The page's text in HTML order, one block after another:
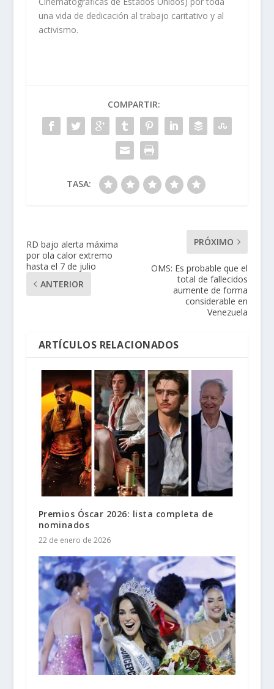
una vida de dedicación al trabajo caritativo y al
activismo.
COMPARTIR:
TASA:
RD bajo alerta máxima
por ola calor extremo
hasta el 7 de julio
ANTERIOR
PRÓXIMO
OMS: Es probable que el
total de fallecidos
aumente de forma
considerable en
Venezuela
ARTÍCULOS RELACIONADOS
Premios Óscar 2026: lista completa de
nominados
22 de enero de 2026